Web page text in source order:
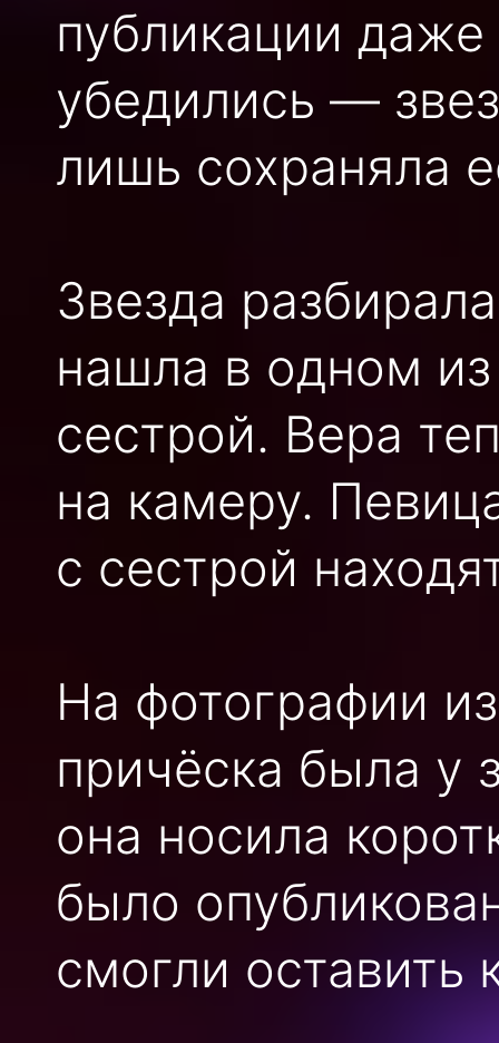
публикации
убедились —
лишь сохраняла
Звезда
нашла в одном
сестрой. Вера
на камеру.
с сестрой
На фотографии
причёска была у
она носила
было
смогли